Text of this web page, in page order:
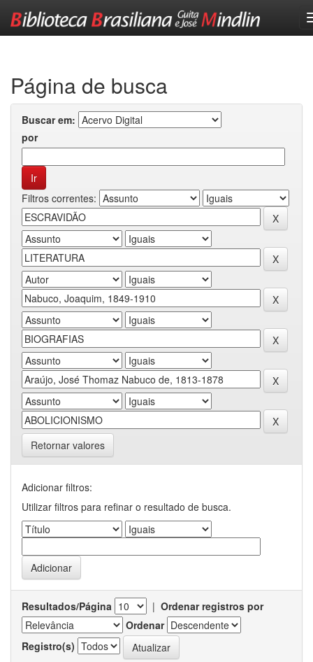
Página de busca
Buscar em:
por
Filtros correntes:
Retornar valores
Adicionar filtros:
Utilizar filtros para refinar o resultado de busca.
Resultados/Página | Ordenar registros por
Ordenar
Registro(s)